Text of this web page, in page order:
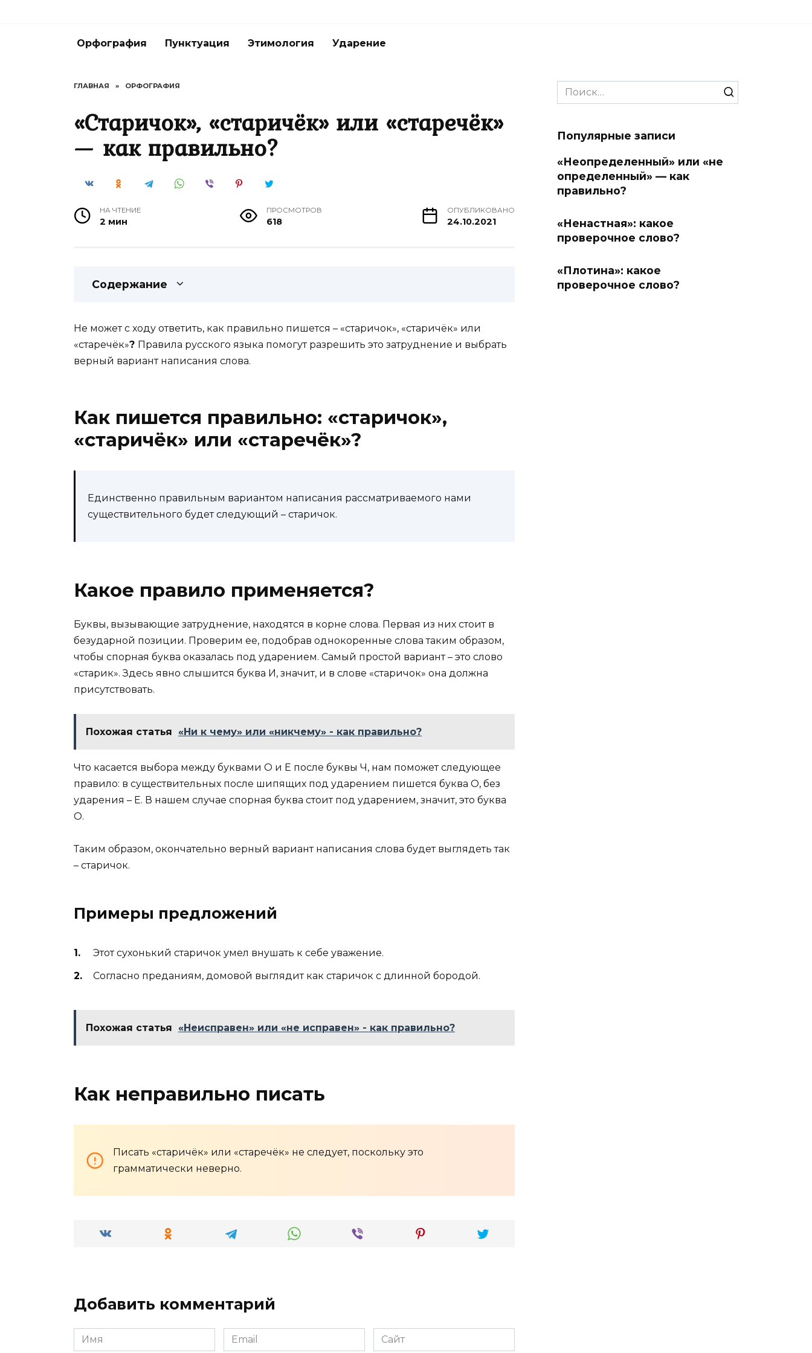
Орфография Пунктуация Этимология Ударение
ГЛАВНАЯ » ОРФОГРАФИЯ
«Старичок», «старичёк» или «старечёк»
— как правильно?
НА ЧТЕНИЕ
2 мин
ПРОСМОТРОВ
618
ОПУБЛИКОВАНО
24.10.2021
Содержание
Не может с ходу ответить, как правильно пишется – «старичок», «старичёк» или
«старечёк»? Правила русского языка помогут разрешить это затруднение и выбрать
верный вариант написания слова.
Как пишется правильно: «старичок»,
«старичёк» или «старечёк»?
Единственно правильным вариантом написания рассматриваемого нами
существительного будет следующий – старичок.
Какое правило применяется?
Буквы, вызывающие затруднение, находятся в корне слова. Первая из них стоит в
безударной позиции. Проверим ее, подобрав однокоренные слова таким образом,
чтобы спорная буква оказалась под ударением. Самый простой вариант – это слово
«старик». Здесь явно слышится буква И, значит, и в слове «старичок» она должна
присутствовать.
Похожая статья «Ни к чему» или «никчему» - как правильно?
Что касается выбора между буквами О и Е после буквы Ч, нам поможет следующее
правило: в существительных после шипящих под ударением пишется буква О, без
ударения – Е. В нашем случае спорная буква стоит под ударением, значит, это буква
О.
Таким образом, окончательно верный вариант написания слова будет выглядеть так
– старичок.
Примеры предложений
Этот сухонький старичок умел внушать к себе уважение.
Согласно преданиям, домовой выглядит как старичок с длинной бородой.
Похожая статья «Неисправен» или «не исправен» - как правильно?
Как неправильно писать
Писать «старичёк» или «старечёк» не следует, поскольку это
грамматически неверно.
Добавить комментарий
Имя
*
Email
*
Сайт
Search
for:
Популярные записи
«Неопределенный» или «не
определенный» — как
правильно?
«Ненастная»: какое
проверочное слово?
«Плотина»: какое
проверочное слово?